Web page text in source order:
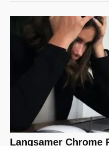
Langsamer Chrome